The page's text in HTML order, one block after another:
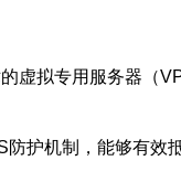
虚拟专用服务器（
护机制，能够有